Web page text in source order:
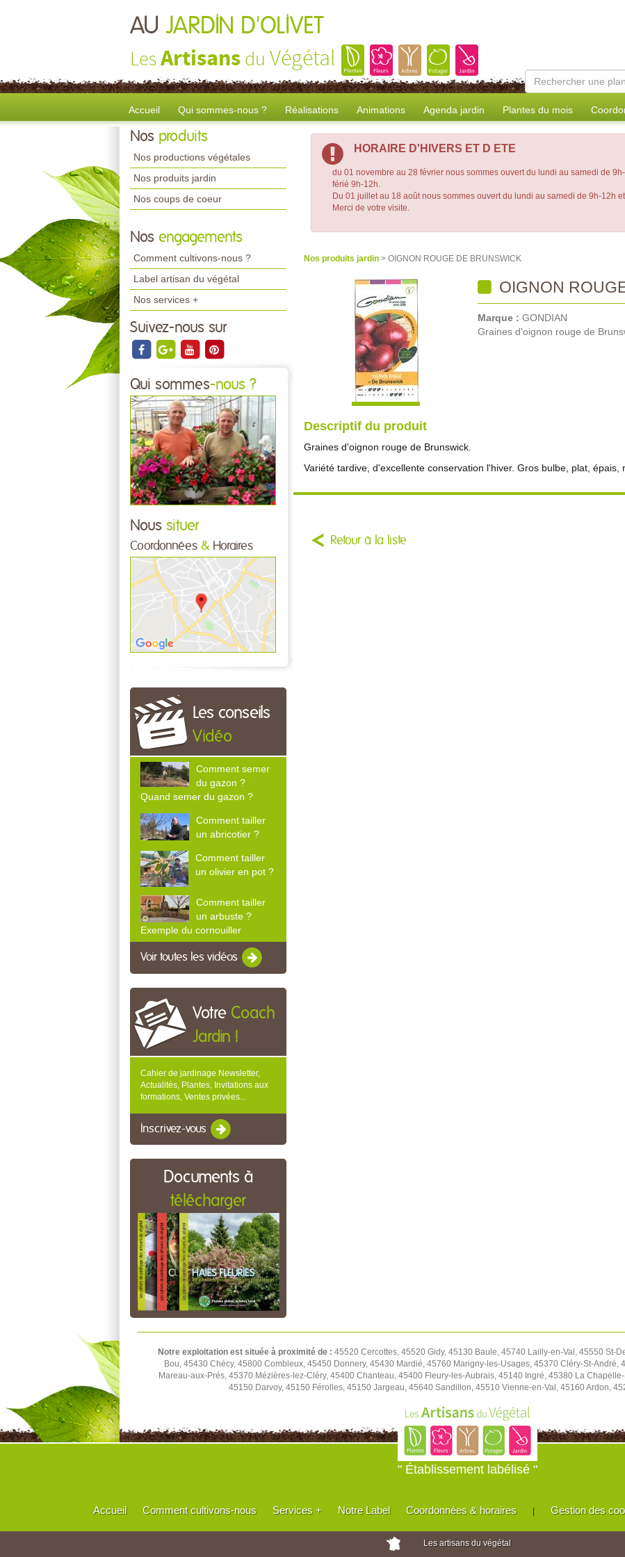
AU JARDIN D'OLIVET
LesArtisans du Végétal
Accueil Qui sommes-nous ? Réalisations Animations Agenda jardin Plantes du mois
Nos produits
Nos productions végétales
Nos produits jardin
Nos coups de coeur
Nos engagements
Comment cultivons-nous ?
Label artisan du végétal
Nos services +
Suivez-nous sur
Qui sommes-nous ?
Nous situer
Coordonnées & Horaires
Les conseils
Vidéo
Comment semer
du gazon ?
Quand semer du gazon ?
Comment tailler
un abricotier ?
Comment tailler
un olivier en pot ?
Comment tailler
un arbuste ?
Exemple du cornouiller
Voir toutes les vidéos
Votre Coach
Jardin !
Cahier de jardinage Newsletter,
Actualités, Plantes, Invitations aux
formations, Ventes privées...
Inscrivez-vous
Documents à
télécharger
HORAIRE D'HIVERS ET D ETE
du 01 novembre au 28 février nous sommes ouvert du lundi au samedi de
férié 9h-12h.
Du 01 juillet au 18 août nous sommes ouvert du lundi au samedi de 9h-12h
Merci de votre visite.
Nos produits jardin > OIGNON ROUGE DE BRUNSWICK
OIGNON
Marque : GONDIAN
Graines d'oignon rouge de
Descriptif du produit
Graines d'oignon rouge de Brunswick.
Variété tardive, d'excellente conservation l'hiver. Gros bulbe, plat, épais,
Retour à la liste
Notre exploitation est située à proximité de : 45520 Cercottes, 45520 Gidy, 45130 Baule, 45740 Lailly-en-Val, 45550 St-
Bou, 45430 Chécy, 45800 Combleux, 45450 Donnery, 45430 Mardié, 45760 Marigny-les-Usages, 45370 Cléry-St-André,
Mareau-aux-Prés, 45370 Mézières-lez-Cléry, 45400 Chanteau, 45400 Fleury-les-Aubrais, 45140 Ingré, 45380 La
45150 Darvoy, 45150 Férolles, 45150 Jargeau, 45640 Sandillon, 45510 Vienne-en-Val, 45160 Ardon,
" Établissement labélisé "
Accueil Comment cultivons-nous Services + Notre Label Coordonnées & horaires Gestion des
Les artisans du végétal